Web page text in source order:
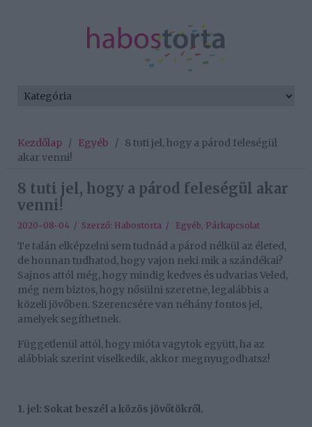
Kezdőlap / Egyéb / 8 tuti jel, hogy a párod feleségül
akar venni!
8 tuti jel, hogy a párod feleségül akar
venni!
2020-08-04 / Szerző: Habostorta / Egyéb, Párkapcsolat
Te talán elképzelni sem tudnád a párod nélkül az életed,
de honnan tudhatod, hogy vajon neki mik a szándékai?
Sajnos attól még, hogy mindig kedves és udvarias Veled,
még nem biztos, hogy nősülni szeretne, legalábbis a
közeli jövőben. Szerencsére van néhány fontos jel,
amelyek segíthetnek.
Függetlenül attól, hogy mióta vagytok együtt, ha az
alábbiak szerint viselkedik, akkor megnyugodhatsz!
1. jel: Sokat beszél a közös jövőtökről.